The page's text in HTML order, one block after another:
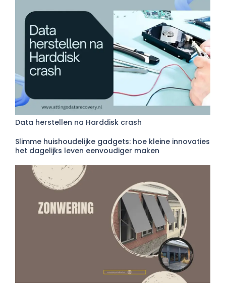
Data herstellen na Harddisk crash
Slimme huishoudelijke gadgets: hoe kleine innovaties
het dagelijks leven eenvoudiger maken